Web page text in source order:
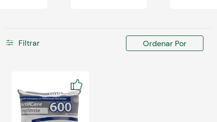
Filtrar Ordenar Por